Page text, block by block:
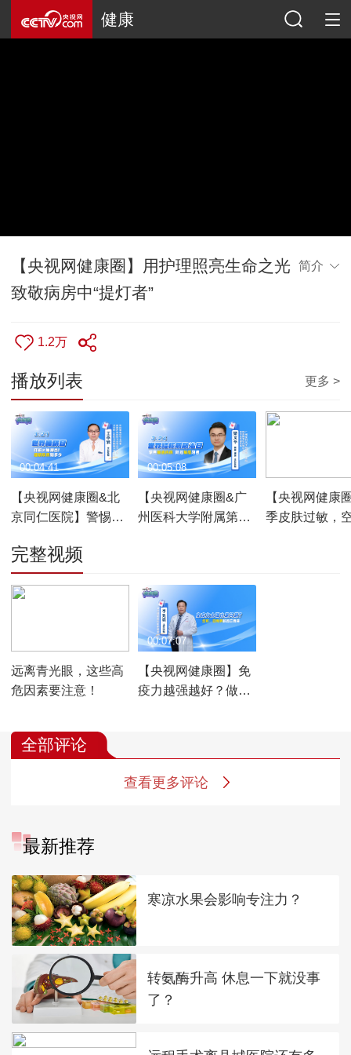
健康
【央视网健康圈】用护理照亮生命之光
致敬病房中“提灯者”
简介
1.2万
播放列表 更多 >
【央视网健康圈&北
京同仁医院】警惕睡
00:04:41
【央视网健康圈&广
州医科大学附属第一
癌！
00:05:08
【央视网健康
季皮肤过敏，
完整视频
远离青光眼，这些高
危因素要注意！
【央视网健康圈】免
疫力越强越好？做好
00:07:07
全部评论
查看更多评论
最新推荐
寒凉水果会影响专注力？
转氨酶升高 休息一下就没事
了？